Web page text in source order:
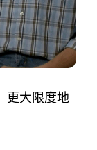
更大限度地